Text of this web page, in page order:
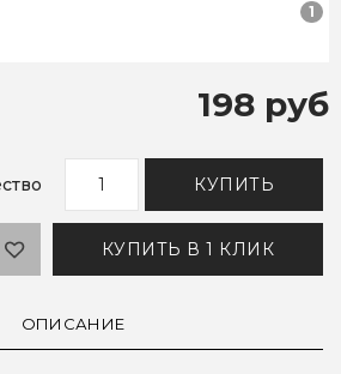
1
198 руб
КУПИТЬ
КУПИТЬ В 1 КЛИК
ОПИСАНИЕ